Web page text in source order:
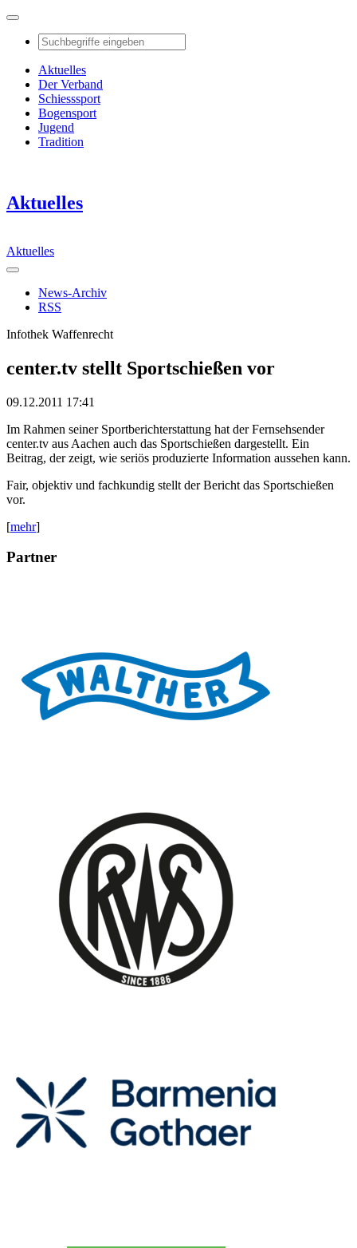
Aktuelles
Der Verband
Schiesssport
Bogensport
Jugend
Tradition
Aktuelles
Aktuelles
News-Archiv
RSS
Infothek Waffenrecht
center.tv stellt Sportschießen vor
09.12.2011 17:41
Im Rahmen seiner Sportberichterstattung hat der Fernsehsender
center.tv aus Aachen auch das Sportschießen dargestellt. Ein
Beitrag, der zeigt, wie seriös produzierte Information aussehen kann.
Fair, objektiv und fachkundig stellt der Bericht das Sportschießen
vor.
[mehr]
Partner